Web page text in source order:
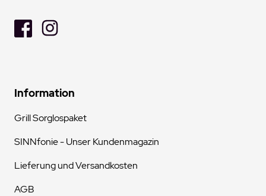
Information
Grill Sorglospaket
SINNfonie - Unser Kundenmagazin
Lieferung und Versandkosten
AGB